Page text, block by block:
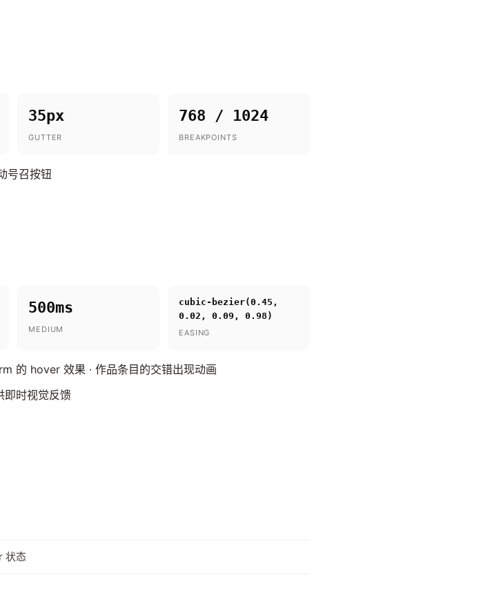
35px
GUTTER
768 / 1024
BREAKPOINTS
号召按钮
500ms
MEDIUM
cubic-bezier(0.45,
0.02, 0.09, 0.98)
EASING
的 hover 效果 · 作品条目的交错出现动画
即时视觉反馈
状态